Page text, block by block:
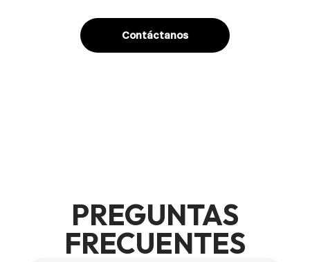
Contáctanos
PREGUNTAS
FRECUENTES